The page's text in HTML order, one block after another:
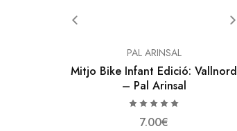
PAL ARINSAL
Mitjo Bike Infant Edició: Vallnord
– Pal Arinsal
7.00€